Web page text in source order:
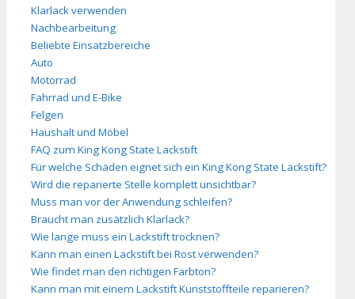
Klarlack verwenden
Nachbearbeitung
Beliebte Einsatzbereiche
Auto
Motorrad
Fahrrad und E-Bike
Felgen
Haushalt und Möbel
FAQ zum King Kong State Lackstift
Für welche Schäden eignet sich ein King Kong State Lackstift?
Wird die reparierte Stelle komplett unsichtbar?
Muss man vor der Anwendung schleifen?
Braucht man zusätzlich Klarlack?
Wie lange muss ein Lackstift trocknen?
Kann man einen Lackstift bei Rost verwenden?
Wie findet man den richtigen Farbton?
Kann man mit einem Lackstift Kunststoffteile reparieren?